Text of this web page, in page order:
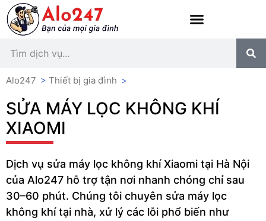
Alo247 > Thiết bị gia đình >
SỬA MÁY LỌC KHÔNG KHÍ
XIAOMI
Dịch vụ sửa máy lọc không khí Xiaomi tại Hà Nội
của Alo247 hỗ trợ tận nơi nhanh chóng chỉ sau
30–60 phút. Chúng tôi chuyên sửa máy lọc
không khí tại nhà, xử lý các lỗi phổ biến như